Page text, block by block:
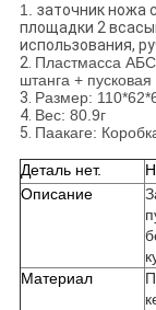
1. заточник ножа
площадки 2
использования,
2. Пластмасса
штанга +
3. Размер:
4. Вес: 80.9г
5. Паакаге:
Деталь нет.
Описание
Материал